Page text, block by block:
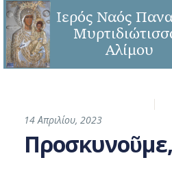
14 Απριλίου, 2023